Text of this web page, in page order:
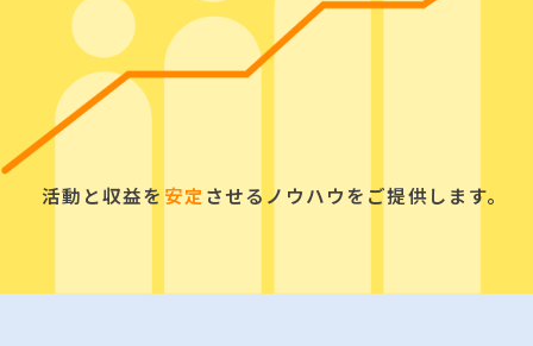
活動と収益を 安定 させるノウハウをご提供します。